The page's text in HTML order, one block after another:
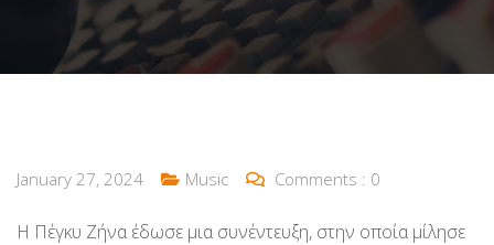
January 27, 2024 Music Comments : 0
Η Πέγκυ Ζήνα έδωσε μια συνέντευξη, στην οποία μίλησε